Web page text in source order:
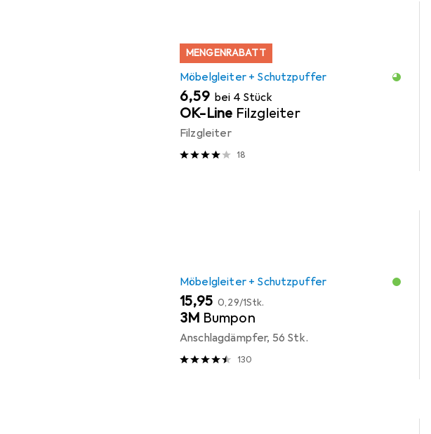
MENGENRABATT
Möbelgleiter + Schutzpuffer
EUR
6,59 bei 4 Stück
OK-Line Filzgleiter
Filzgleiter
18
Möbelgleiter + Schutzpuffer
EUR
15,95 EUR
0,29/1Stk.
3M Bumpon
Anschlagdämpfer, 56 Stk.
130